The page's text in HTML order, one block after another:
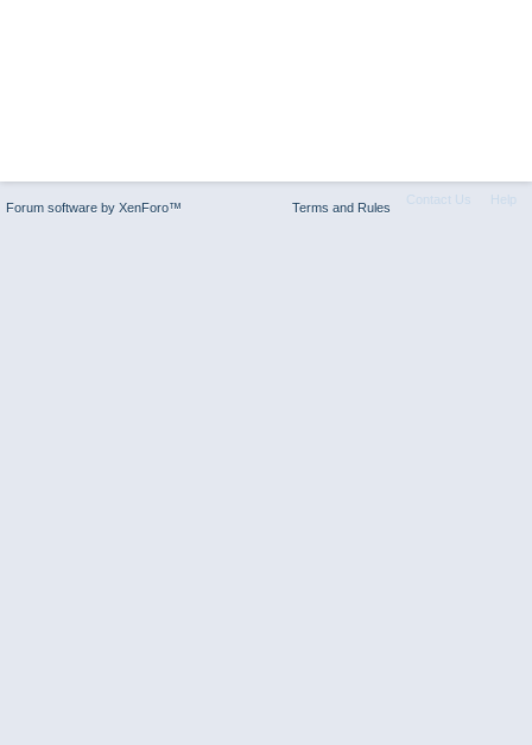
Contact Us Help
Terms and Rules
Forum software by XenForo™